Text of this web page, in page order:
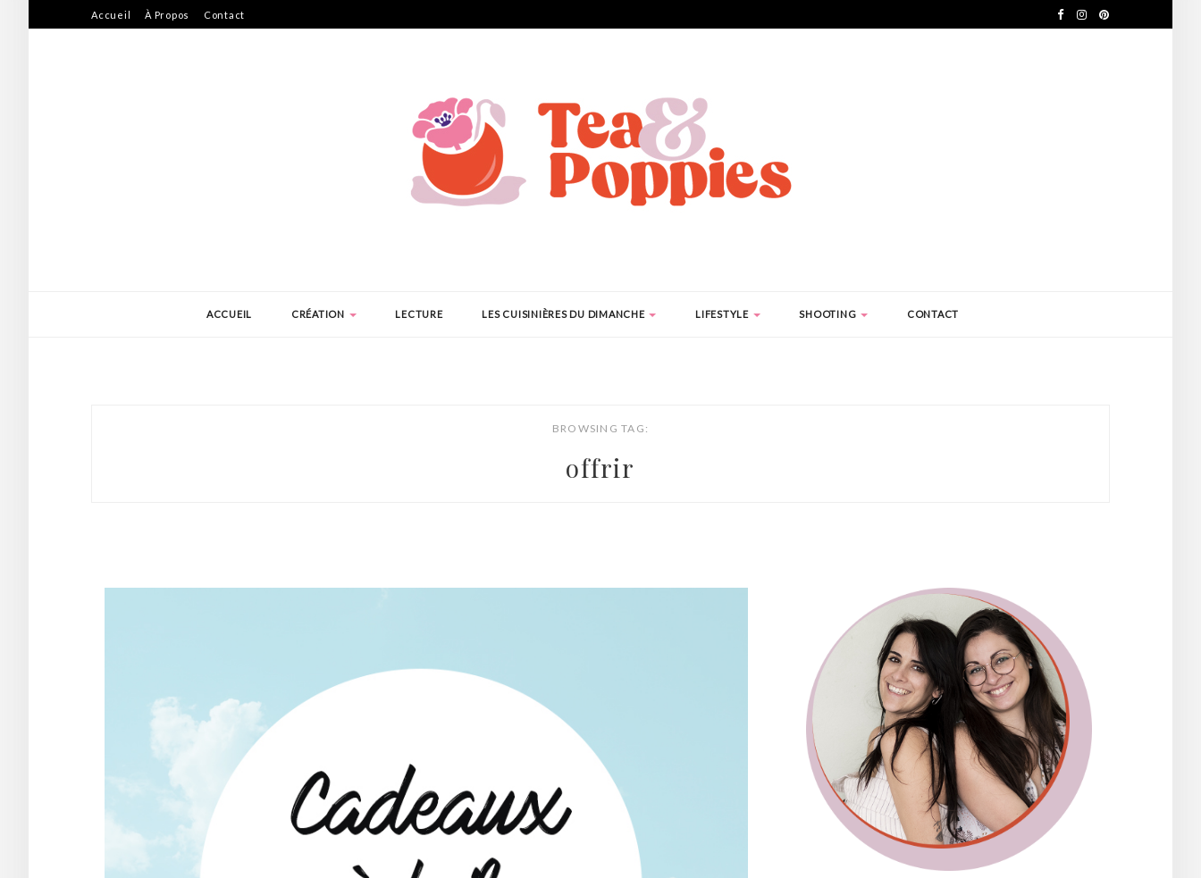
Accueil À Propos Contact
ACCUEIL CRÉATION LECTURE LES CUISINIÈRES DU DIMANCHE LIFESTYLE SHOOTING CONTACT
BROWSING TAG:
offrir